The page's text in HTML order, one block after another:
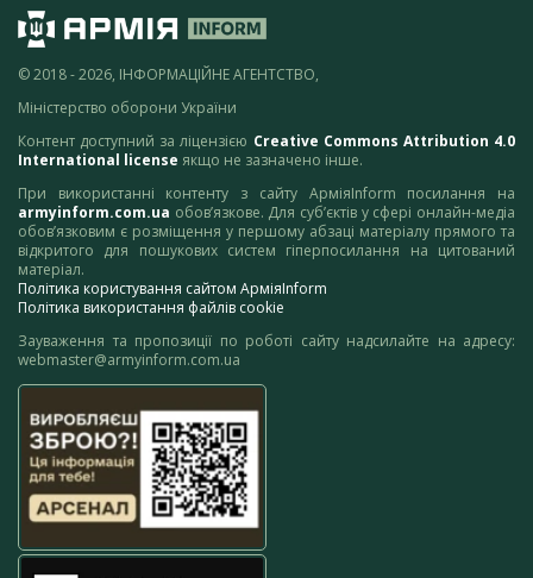
© 2018 - 2026, ІНФОРМАЦІЙНЕ АГЕНТСТВО,
Міністерство оборони України
Контент доступний за ліцензією Creative Commons Attribution 4.0
International license якщо не зазначено інше.
При використанні контенту з сайту АрміяInform посилання на
armyinform.com.ua обов’язкове. Для суб’єктів у сфері онлайн-медіа
обов’язковим є розміщення у першому абзаці матеріалу прямого та
відкритого для пошукових систем гіперпосилання на цитований
матеріал.
Політика користування сайтом АрміяInform
Політика використання файлів cookie
Зауваження та пропозиції по роботі сайту надсилайте на адресу:
webmaster@armyinform.com.ua